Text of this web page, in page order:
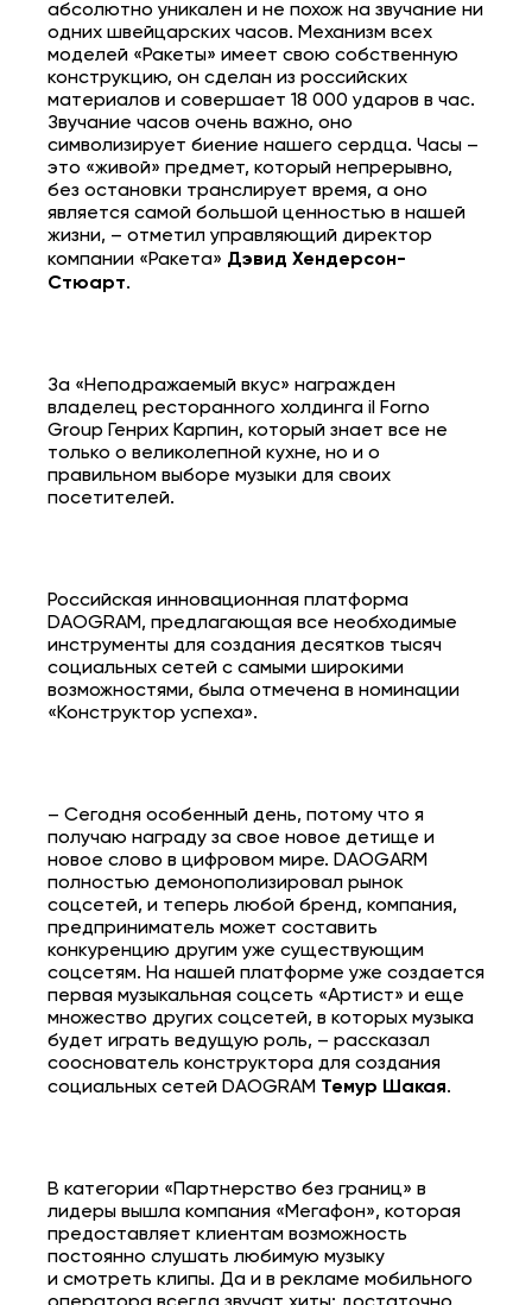
абсолютно уникален и не похож на звучание ни
одних швейцарских часов. Механизм всех
моделей «Ракеты» имеет свою собственную
конструкцию, он сделан из российских
материалов и совершает 18 000 ударов в час.
Звучание часов очень важно, оно
символизирует биение нашего сердца. Часы –
это «живой» предмет, который непрерывно,
без остановки транслирует время, а оно
является самой большой ценностью в нашей
жизни, – отметил управляющий директор
компании «Ракета» Дэвид Хендерсон-
Стюарт.
За «Неподражаемый вкус» награжден
владелец ресторанного холдинга il Forno
Group Генрих Карпин, который знает все не
только о великолепной кухне, но и о
правильном выборе музыки для своих
посетителей.
Российская инновационная платформа
DAOGRAM, предлагающая все необходимые
инструменты для создания десятков тысяч
социальных сетей с самыми широкими
возможностями, была отмечена в номинации
«Конструктор успеха».
– Сегодня особенный день, потому что я
получаю награду за свое новое детище и
новое слово в цифровом мире. DAOGARM
полностью демонополизировал рынок
соцсетей, и теперь любой бренд, компания,
предприниматель может составить
конкуренцию другим уже существующим
соцсетям. На нашей платформе уже создается
первая музыкальная соцсеть «Артист» и еще
множество других соцсетей, в которых музыка
будет играть ведущую роль, – рассказал
сооснователь конструктора для создания
социальных сетей DAOGRAM Темур Шакая.
В категории «Партнерство без границ» в
лидеры вышла компания «Мегафон», которая
предоставляет клиентам возможность
постоянно слушать любимую музыку
и смотреть клипы. Да и в рекламе мобильного